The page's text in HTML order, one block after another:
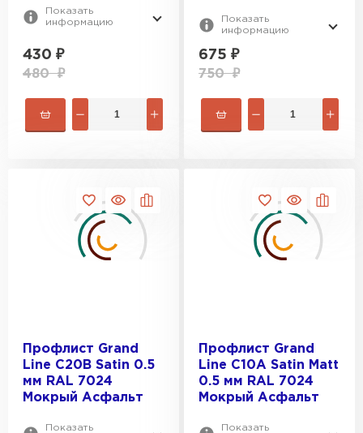
Показать
информацию
430 ₽
480₽
Показать
информацию
675 ₽
750₽
Профлист Grand
Line С20В Satin 0.5
мм RAL 7024
Мокрый Асфальт
Показать
Профлист Grand
Line C10A Satin Matt
0.5 мм RAL 7024
Мокрый Асфальт
Показать